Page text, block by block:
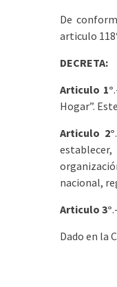
De
articulo
DECRETA:
Articulo 1°
Hogar”.
Articulo 2°
nacional,
Articulo 3°
Dado en la